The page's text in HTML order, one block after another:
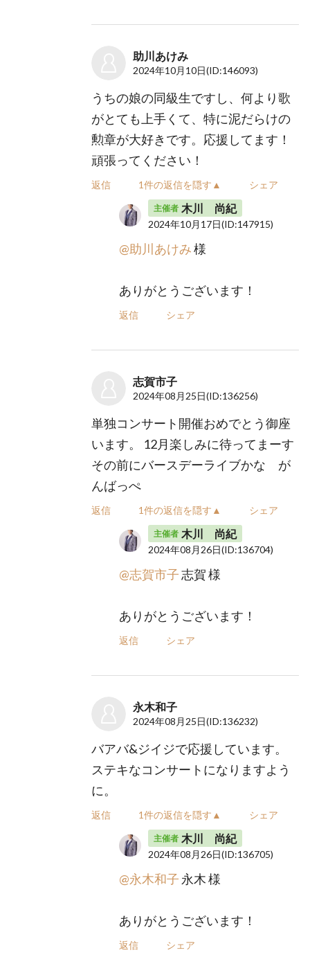
助川あけみ
2024年10月10日(ID:146093)
うちの娘の同級生ですし、何より歌
がとても上手くて、特に泥だらけの
勲章が大好きです。応援してます！
頑張ってください！
返信 1件の返信を隠す▲ シェア
主催者 木川 尚紀
2024年10月17日(ID:147915)
@助川あけみ様
ありがとうございます！
返信 シェア
志賀市子
2024年08月25日(ID:136256)
単独コンサート開催おめでとう御座
います。 12月楽しみに待ってまーす
その前にバースデーライブかな が
んばっぺ
返信 1件の返信を隠す▲ シェア
主催者 木川 尚紀
2024年08月26日(ID:136704)
@志賀市子志賀 様
ありがとうございます！
返信 シェア
永木和子
2024年08月25日(ID:136232)
バアバ&ジイジで応援しています。
ステキなコンサートになりますよう
に。
返信 1件の返信を隠す▲ シェア
主催者 木川 尚紀
2024年08月26日(ID:136705)
@永木和子 永木 様
ありがとうございます！
返信 シェア